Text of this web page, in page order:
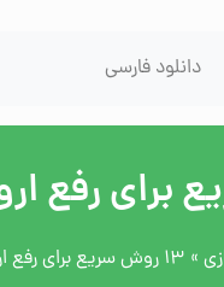
دانلود فارسی
» 13 روش سریع برای رفع ارور openal32.dll